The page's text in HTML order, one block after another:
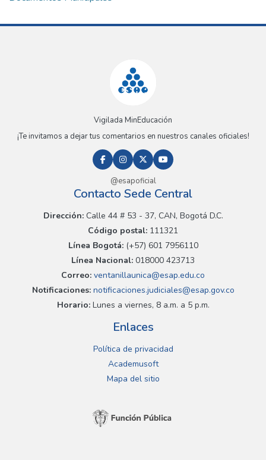
Vigilada MinEducación
¡Te invitamos a dejar tus comentarios en nuestros canales oficiales!
@esapoficial
Contacto Sede Central
Dirección:Calle 44 # 53 - 37, CAN, Bogotá D.C.
Código postal: 111321
Línea Bogotá:(+57) 601 7956110
Línea Nacional: 018000 423713
Correo: ventanillaunica@esap.edu.co
Notificaciones:notificaciones.judiciales@esap.gov.co
Horario:Lunes a viernes, 8 a.m. a 5 p.m.
Enlaces
Política de privacidad
Academusoft
Mapa del sitio